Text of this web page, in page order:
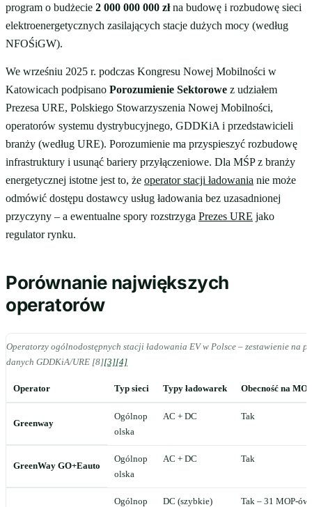
program o budżecie 2 000 000 000 złna budowę i rozbudowę sieci
elektroenergetycznych zasilających stacje dużych mocy (według
NFOŚiGW).
We wrześniu 2025 r. podczas Kongresu Nowej Mobilności w
Katowicach podpisano Porozumienie Sektorowe z udziałem
Prezesa URE, Polskiego Stowarzyszenia Nowej Mobilności,
operatorów systemu dystrybucyjnego, GDDKiA i przedstawicieli
branży (według URE). Porozumienie ma przyspieszyć rozbudowę
infrastruktury i usunąć bariery przyłączeniowe. Dla MŚP z branży
energetycznej istotne jest to, że operator stacji ładowania nie może
odmówić dostępu dostawcy usług ładowania bez uzasadnionej
przyczyny – a ewentualne spory rozstrzyga Prezes URE jako
regulator rynku.
Porównanie największych
operatorów
Operatorzy ogólnodostępnych stacji ładowania EV w Polsce – zestawienie na
danych GDDKiA/URE [8][3][4]
Operator Typ sieci Typy ładowarek Obecność na
Greenway
Ogólnop
olska
AC + DC Tak
GreenWay GO+Eauto
Ogólnop
olska
AC + DC Tak
Ogólnop
DC (szybkie)
Tak – 31 MOP-ów